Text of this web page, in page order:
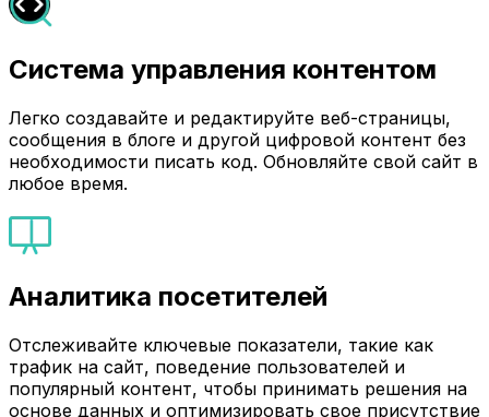
Система управления контентом
Легко создавайте и редактируйте веб-страницы,
сообщения в блоге и другой цифровой контент без
необходимости писать код. Обновляйте свой сайт в
любое время.
Аналитика посетителей
Отслеживайте ключевые показатели, такие как
трафик на сайт, поведение пользователей и
популярный контент, чтобы принимать решения на
основе данных и оптимизировать свое присутствие